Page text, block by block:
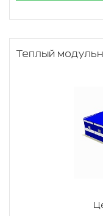
Теплый